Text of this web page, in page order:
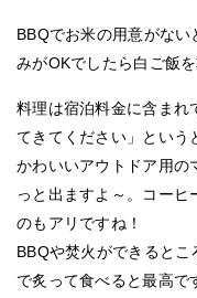
BBQでお米の用意がな
みがOKでしたら白ご飯
料理は宿泊料金に含まれ
てきてください」という
かわいいアウトドア用の
っと出ますよ～。コーヒ
のもアリですね！
BBQや焚火ができると
で炙って食べると最高